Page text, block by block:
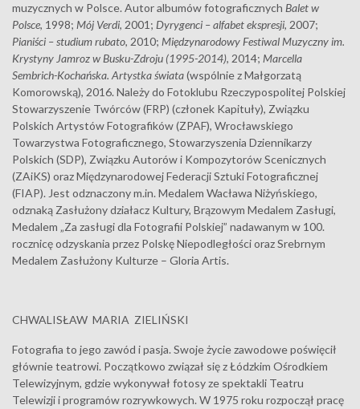
muzycznych w Polsce. Autor albumów fotograficznych Balet w
Polsce, 1998; Mój Verdi, 2001; Dyrygenci – alfabet ekspresji, 2007;
Pianiści – studium rubato, 2010; Międzynarodowy Festiwal Muzyczny im.
Krystyny Jamroz w Busku-Zdroju (1995-2014), 2014; Marcella
Sembrich-Kochańska. Artystka świata(wspólnie z Małgorzatą
Komorowską), 2016. Należy do Fotoklubu Rzeczypospolitej Polskiej
Stowarzyszenie Twórców (FRP) (członek Kapituły), Związku
Polskich Artystów Fotografików (ZPAF), Wrocławskiego
Towarzystwa Fotograficznego, Stowarzyszenia Dziennikarzy
Polskich (SDP), Związku Autorów i Kompozytorów Scenicznych
(ZAiKS) oraz Międzynarodowej Federacji Sztuki Fotograficznej
(FIAP). Jest odznaczony m.in. Medalem Wacława Niżyńskiego,
odznaką Zasłużony działacz Kultury, Brązowym Medalem Zasługi,
Medalem „Za zasługi dla Fotografii Polskiej” nadawanym w 100.
rocznicę odzyskania przez Polskę Niepodległości oraz Srebrnym
Medalem Zasłużony Kulturze – Gloria Artis.
CHWALISŁAW MARIA ZIELIŃSKI
Fotografia to jego zawód i pasja. Swoje życie zawodowe poświęcił
głównie teatrowi. Początkowo związał się z Łódzkim Ośrodkiem
Telewizyjnym, gdzie wykonywał fotosy ze spektakli Teatru
Telewizji i programów rozrywkowych. W 1975 roku rozpoczął pracę